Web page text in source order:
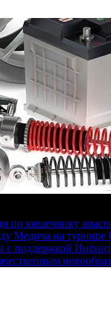
по кишечнику
Медича на турнире
с поддержкой